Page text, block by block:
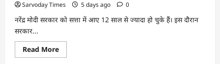
मचा
Sarvoday Times 5 days ago 0
नरेंद्र मोदी सरकार को सत्ता में आए 12 साल से ज्यादा हो चुके हैं। इस दौरान
सरकार...
Read MoreRead
more